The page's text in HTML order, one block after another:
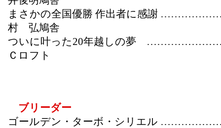
まさかの全国優勝 作出者に感謝
村 弘鳩舎
ついに叶った20年越しの夢
Ｃロフト
ブリーダー
ゴールデン・ターボ・シリエル